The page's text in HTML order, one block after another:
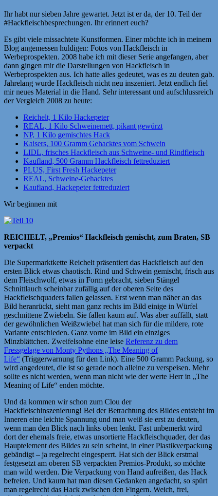
Ihr habt nur sieben Jahre gewartet. Jetzt ist er da, der 10. Teil der
#Hackfleischbesprechungen. Ihr erinnert euch?
Es gibt viele missachtete Kunstformen. Einer möchte ich in meinem
Blog angemessen huldigen: Fotos von Hackfleisch in
Werbeprospekten. 2008 habe ich mit dieser Serie angefangen, aber
dann gingen mir die Darstellungen von Hackfleisch in
Werbeprospekten aus. Ich hatte alles gedeutet, was es zu deuten gab.
Jahrelang wurde Hackfleisch nicht neu inszeniert. Jetzt endlich fiel
mir neues Material in die Hand. Sehr interessant und aufschlussreich
der Vergleich 2008 zu heute:
Reichelt, 1 Kilo Hackepeter
REAL, 1 Kilo Schweinemett, pikant gewürzt
NP, 1 Kilo gemischtes Hack
Kaisers, 100 Gramm Gehacktes vom Schwein
LIDL, frisches Hackfleisch aus Schweine- und Rindfleisch
Kaufland, 500 Gramm Hackfleisch fettreduziert
PLUS, First Fresh Hackepeter
REAL, Schweine-Gehacktes
Kaufland, Hackepeter fettreduziert
Wir beginnen mit
REICHELT, „Premios“ Hackfleisch gemischt, zum Braten, SB
verpackt
Die Supermarktkette Reichelt präsentiert das Hackfleisch auf den
ersten Blick etwas chaotisch. Rind und Schwein gemischt, frisch aus
dem Fleischwolf, etwas in Form gebracht, sieben Stängel
Schnittlauch scheinbar zufällig auf der oberen Seite des
Hackfleischquaders fallen gelassen. Erst wenn man näher an das
Bild heranrückt, sieht man ganz rechts im Bild einige in Würfel
geschnittene Zwiebeln. Sie fallen kaum auf. Was aber auffällt, statt
der gewöhnlichen Weißzwiebel hat man sich für die mildere, rote
Variante entschieden. Ganz vorne im Bild ein einziges
Minzblättchen. Zweifelsohne eine leise Referenz zu dem
Fressgelage von Monty Pythons „The Meaning of
Life“ (Triggerwarnung für den Link). Eine 500 Gramm Packung, so
wird angedeutet, die ist so gerade noch alleine zu verspeisen. Mehr
sollte es nicht werden, wenn man nicht wie der werte Herr in „The
Meaning of Life“ enden möchte.
Und da kommen wir schon zum Clou der
Hackfleischinszenierung! Bei der Betrachtung des Bildes entsteht im
Inneren eine leichte Spannung und man weiß sie erst zu deuten,
wenn man den Blick nach links oben lenkt. Fast unbemerkt wird
dort der ehemals freie, etwas unsortierte Hackfleischquader, der das
Hauptelement des Bildes zu sein scheint, in einer Plastikverpackung
gebändigt – ja regelrecht eingesperrt. Hat sich der Blick erstmal
festgesetzt am oberen SB verpackten Premios-Produkt, so möchte
man wild werden. Die Verpackung von Hand aufreißen, das Hack
befreien. Und kaum hat man diesen Gedanken angedacht, so spürt
man regelrecht das Hack zwischen den Fingern. Weich, frei,